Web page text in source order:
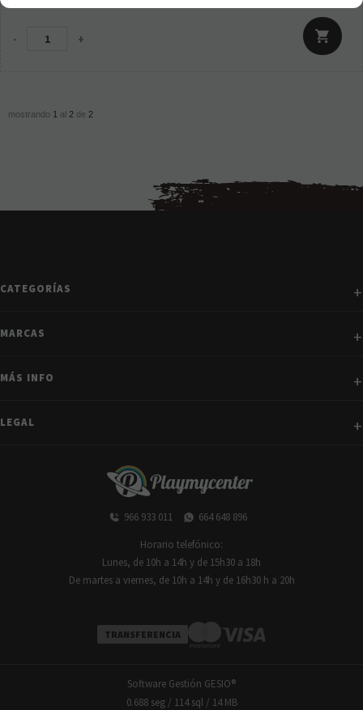
- +
mostrando 1 al 2 de 2
CATEGORÍAS
MARCAS
MÁS INFO
LEGAL
966 933 011 664 648 896
Horario telefónico:
Lunes, de 10h a 14h y de 15h30 a 18h
De martes a viernes, de 10h a 14h y de 16h30 h a 20h
TRANSFERENCIA
Software Gestión GESIO®
0.688 seg / 114 sql/ 14 MB